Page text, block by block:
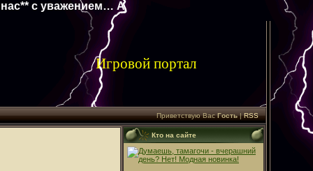
с уважением… Админ…**
Игровой портал
Приветствую Вас Гость|RSS
Кто на сайте